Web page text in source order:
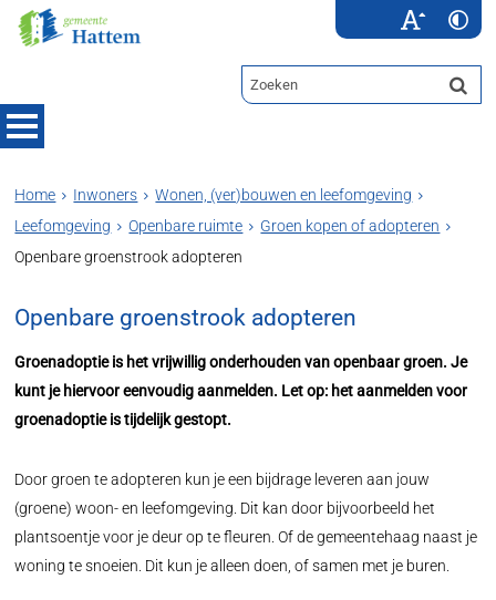
Home Inwoners
Wonen, (ver)bouwen en leefomgeving
Leefomgeving
Openbare ruimte
Groen kopen of adopteren
Openbare groenstrook adopteren
Openbare groenstrook adopteren
Groenadoptie is het vrijwillig onderhouden van openbaar groen. Je
kunt je hiervoor eenvoudig aanmelden. Let op: het aanmelden voor
groenadoptie is tijdelijk gestopt.
Door groen te adopteren kun je een bijdrage leveren aan jouw
(groene) woon- en leefomgeving. Dit kan door bijvoorbeeld het
plantsoentje voor je deur op te fleuren. Of de gemeentehaag naast je
woning te snoeien. Dit kun je alleen doen, of samen met je buren.